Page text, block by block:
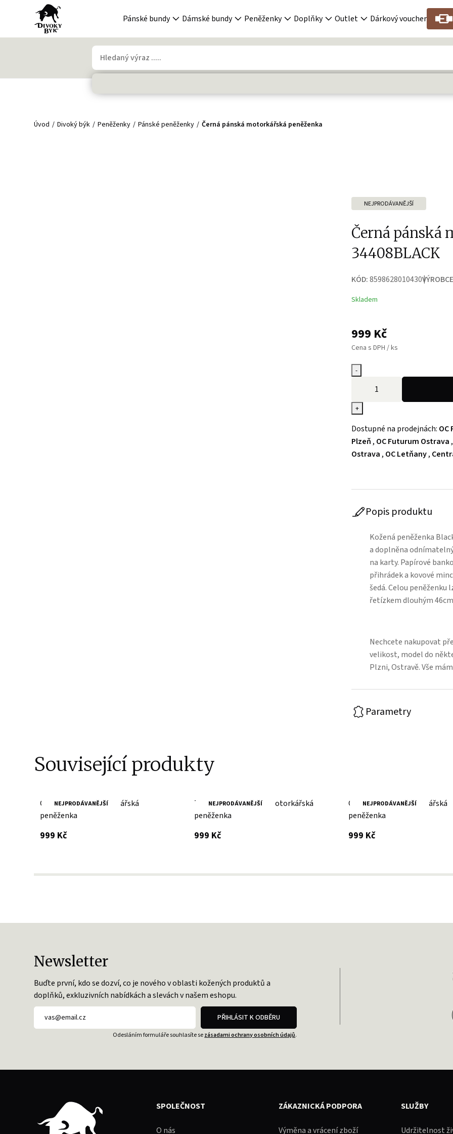
Pánské bundy Dámské bundy Peněženky Doplňky Outlet Dárkový voucher
Úvod Divoký býk Peněženky Pánské peněženky Černá pánská motorkářská peněženka
NEJPRODÁVANĚJŠÍ
Černá pánská
34408BLACK
KÓD:8598628010430
Skladem
999 Kč
Cena s DPH / ks
-
+
Dostupné na prodejnách: OC
Plzeň , OC Futurum Ostrava ,
Ostrava , OC Letňany,
Popis produktu
Kožená peněženka
a doplněna
na karty. Papírové
přihrádek a kovové
šedá. Celou peněženku
řetízkem dlouhým
Nechcete nakupovat
velikost, model do
Plzni, Ostravě. Vše
Parametry
Související produkty
NEJPRODÁVANĚJŠÍ
Cognac pánská motorkářská
peněženka
999 Kčs DPH
NEJPRODÁVANĚJŠÍ
Tmavě hnědá pánská motorkářská
peněženka
999 Kčs DPH
NEJPRODÁVANĚJŠÍ
Cognac pánská motorkářská
peněženka
999 Kčs DPH
Newsletter
Buďte první, kdo se dozví, co je nového v oblasti kožených produktů a
doplňků, exkluzivních nabídkách a slevách v našem eshopu.
PŘIHLÁSIT K ODBĚRU
Odesláním formuláře souhlasíte sezásadami ochrany osobních údajů.
SPOLEČNOST
O nás
ZÁKAZNICKÁ PODPORA
Výměna a vrácení zboží
SLUŽBY
Udržitelnost